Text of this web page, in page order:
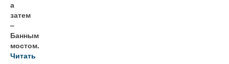
а
затем
–
Банным
мостом.
Читать